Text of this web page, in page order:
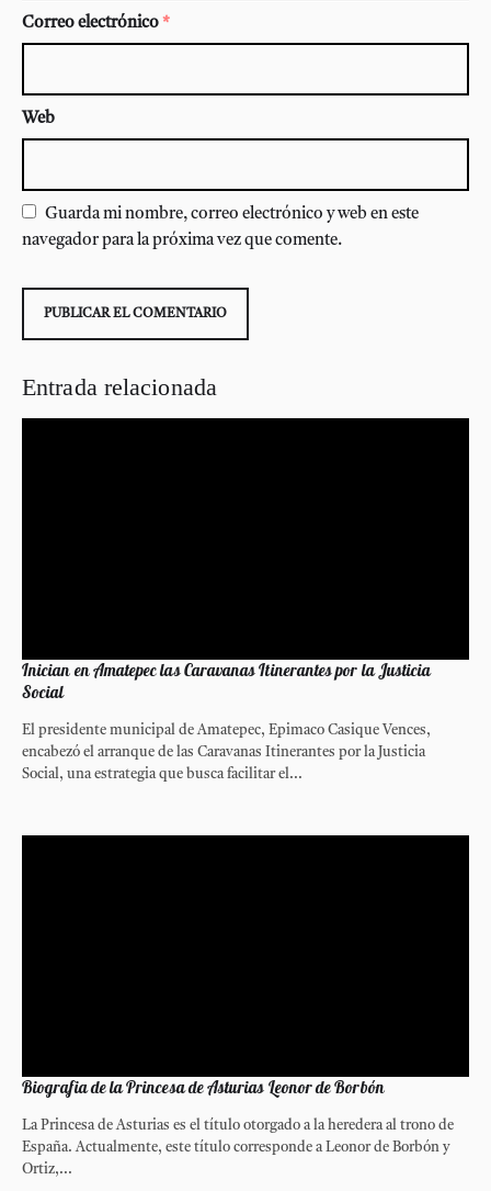
Correo electrónico *
Web
Guarda mi nombre, correo electrónico y web en este
navegador para la próxima vez que comente.
Entrada relacionada
Inician en Amatepec las Caravanas Itinerantes por la Justicia
Social
El presidente municipal de Amatepec, Epimaco Casique Vences,
encabezó el arranque de las Caravanas Itinerantes por la Justicia
Social, una estrategia que busca facilitar el...
Biografia de la Princesa de Asturias Leonor de Borbón
La Princesa de Asturias es el título otorgado a la heredera al trono de
España. Actualmente, este título corresponde a Leonor de Borbón y
Ortiz,...